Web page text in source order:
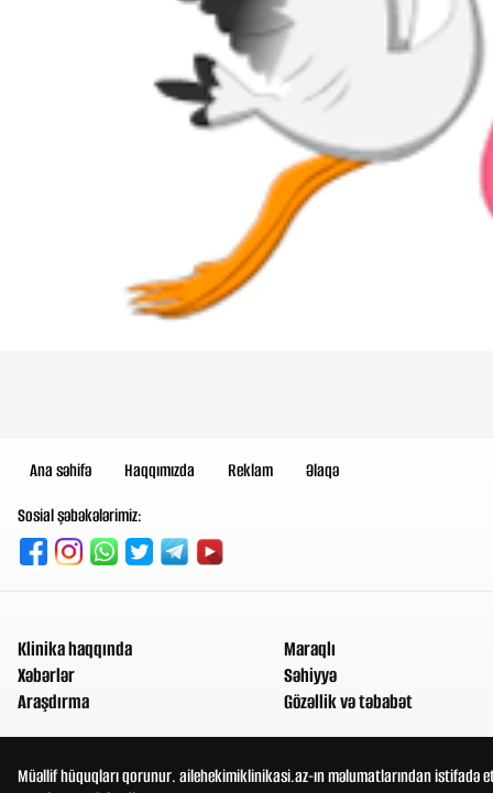
Ana səhifə Haqqımızda Reklam
Əlaqə
Sosial şəbəkələrimiz:
Klinika haqqında
Xəbərlər
Araşdırma
Maraqlı
Səhiyyə
Gözəllik və təbabət
Müəllif hüquqları qorunur. ailehekimiklinikasi.az-ın məlumatlarından